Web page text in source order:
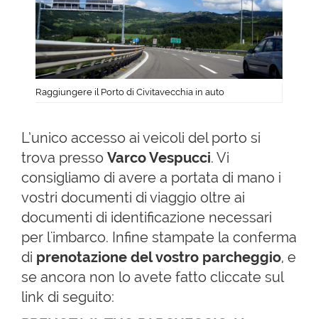
Raggiungere il Porto di Civitavecchia in auto
L’unico accesso ai veicoli del porto si
trova presso Varco Vespucci. Vi
consigliamo di avere a portata di mano i
vostri documenti di viaggio oltre ai
documenti di identificazione necessari
per l'imbarco. Infine stampate la conferma
di prenotazione del vostro parcheggio, e
se ancora non lo avete fatto cliccate sul
link di seguito: